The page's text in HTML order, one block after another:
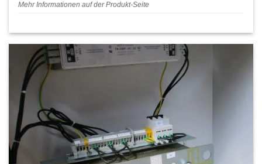
Mehr Informationen auf der Produkt-Seite